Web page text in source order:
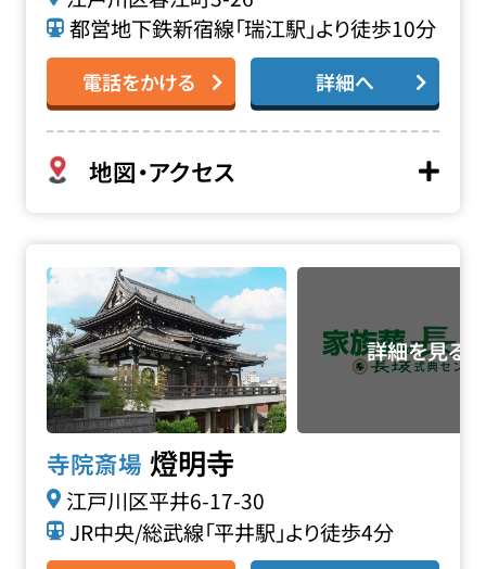
都営地下鉄新宿線「瑞江駅」より徒歩10分
電話をかける 詳細へ
地図・アクセス
寺院斎場 燈明寺
江戸川区平井6-17-30
JR中央/総武線「平井駅」より徒歩4分
燈明寺の詳細へ